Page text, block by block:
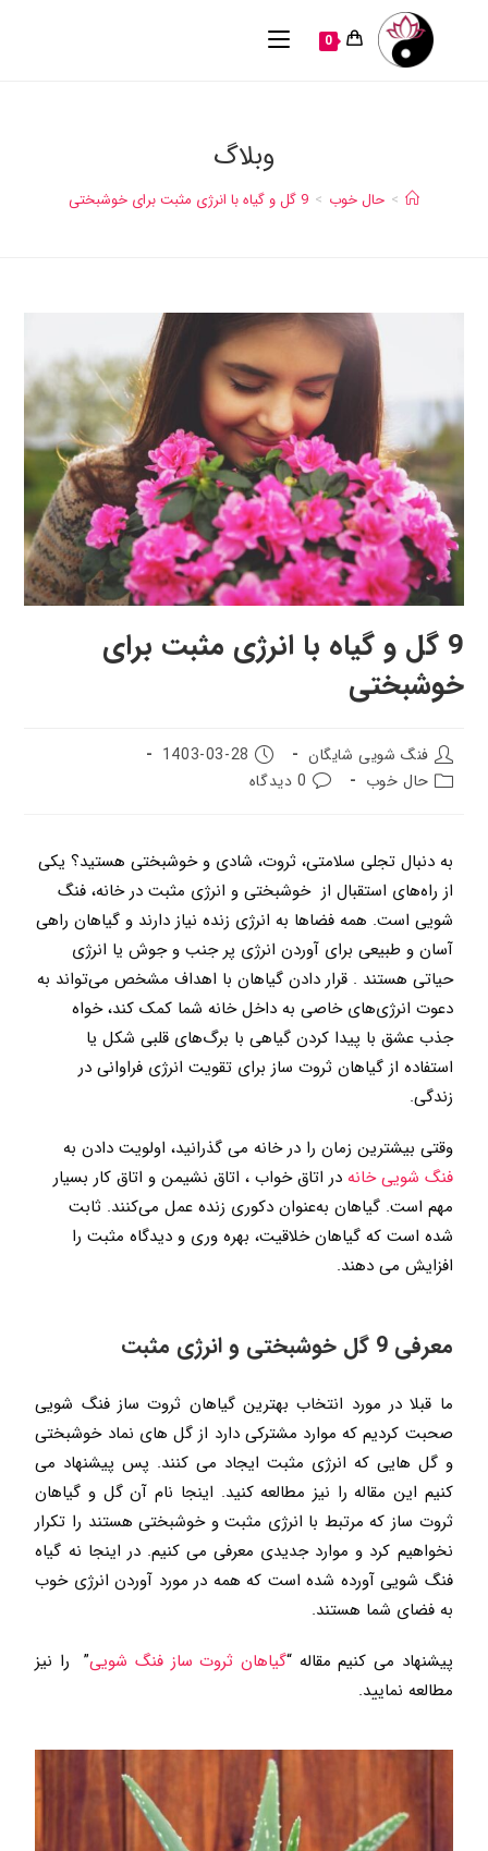
0
وبلاگ
> حال خوب > 9 گل و گیاه با انرژی مثبت برای خوشبختی
9 گل و گیاه با انرژی مثبت برای
خوشبختی
فنگ شویی شایگان
1403-03-28
حال خوب
0 دیدگاه
به دنبال تجلی سلامتی، ثروت، شادی و خوشبختی هستید؟ یکی
از راه‌های استقبال از خوشبختی و انرژی مثبت در خانه، فنگ
شویی است. همه فضاها به انرژی زنده نیاز دارند و گیاهان راهی
آسان و طبیعی برای آوردن انرژی پر جنب و جوش یا انرژی
حیاتی هستند . قرار دادن گیاهان با اهداف مشخص می‌تواند به
دعوت انرژی‌های خاصی به داخل خانه شما کمک کند، خواه
جذب عشق با پیدا کردن گیاهی با برگ‌های قلبی شکل یا
استفاده از گیاهان ثروت ساز برای تقویت انرژی فراوانی در
زندگی.
وقتی بیشترین زمان را در خانه می گذرانید، اولویت دادن به
فنگ شویی خانه در اتاق خواب ، اتاق نشیمن و اتاق کار بسیار
مهم است. گیاهان به‌عنوان دکوری زنده عمل می‌کنند. ثابت
شده است که گیاهان خلاقیت، بهره وری و دیدگاه مثبت را
افزایش می دهند.
معرفی 9 گل خوشبختی و انرژی مثبت
ما قبلا در مورد انتخاب بهترین گیاهان ثروت ساز فنگ شویی
صحبت کردیم که موارد مشترکی دارد از گل های نماد خوشبختی
و گل هایی که انرژی مثبت ایجاد می کنند. پس پیشنهاد می
کنیم این مقاله را نیز مطالعه کنید. اینجا نام آن گل و گیاهان
ثروت ساز که مرتبط با انرژی مثبت و خوشبختی هستند را تکرار
نخواهیم کرد و موارد جدیدی معرفی می کنیم. در اینجا نه گیاه
فنگ شویی آورده شده است که همه در مورد آوردن انرژی خوب
به فضای شما هستند.
پیشنهاد می کنیم مقاله “گیاهان ثروت ساز فنگ شویی” را نیز
مطالعه نمایید.